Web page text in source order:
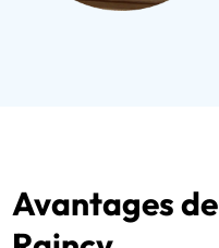
Avantages